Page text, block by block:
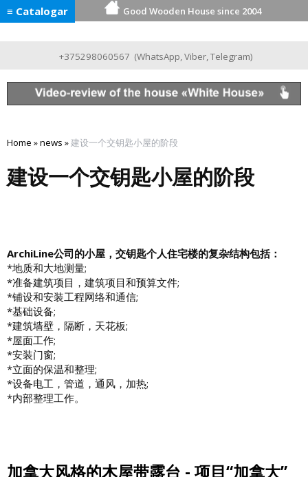
≡ Catalogar Good Wooden House since 2004
+375298060567 (WhatsApp,Viber,Telegram)
Home »news » 建设一个交钥匙小屋的阶段
建设一个交钥匙小屋的阶段
ArchiLine公司的小屋，交钥匙个人住宅楼的复杂结构包括：
*地质和大地测量;
*准备建筑项目，建筑项目和预算文件;
*铺设和安装工程网络和通信;
*基础设备;
*建筑墙壁，隔断，天花板;
*屋面工作;
*安装门窗;
*立面的保温和整理;
*设备电工，管道，通风，加热;
*内部整理工作。
加拿大风格的木屋带露台 - 项目“加拿大”